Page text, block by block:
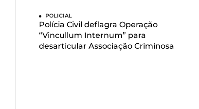
POLICIAL
Polícia Civil deflagra Operação
“Vincullum Internum” para
desarticular Associação Criminosa